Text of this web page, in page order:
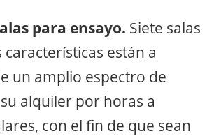
para ensayo. Siete salas
están a
un amplio espectro de
alquiler por horas a
con el fin de que sean